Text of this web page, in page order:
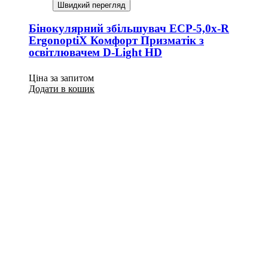
Швидкий перегляд
Бінокулярний збільшувач ECP-5,0x-R
ErgonoptiX Комфорт Призматік з
освітлювачем D-Light HD
Ціна за запитом
Додати в кошик